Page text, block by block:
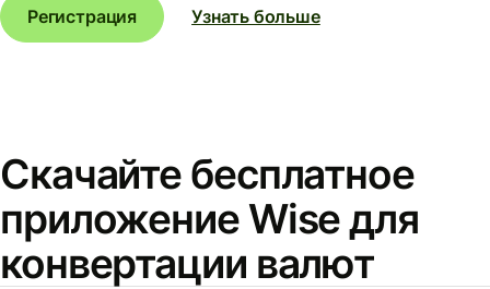
Регистрация
Узнать больше
Скачайте бесплатное
приложение Wise для
конвертации валют